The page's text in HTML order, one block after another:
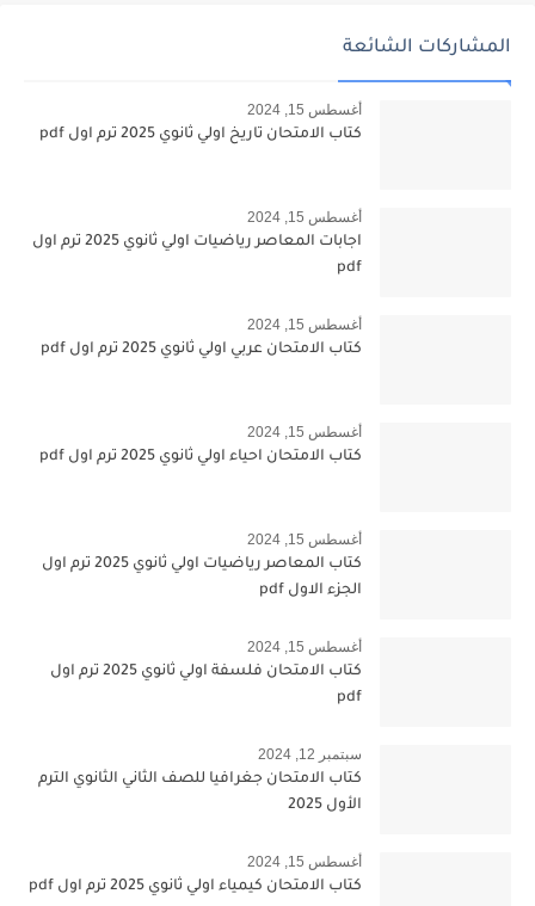
المشاركات الشائعة
أغسطس 15, 2024
كتاب الامتحان تاريخ اولي ثانوي 2025 ترم اول pdf
أغسطس 15, 2024
اجابات المعاصر رياضيات اولي ثانوي 2025 ترم اول
pdf
أغسطس 15, 2024
كتاب الامتحان عربي اولي ثانوي 2025 ترم اول pdf
أغسطس 15, 2024
كتاب الامتحان احياء اولي ثانوي 2025 ترم اول pdf
أغسطس 15, 2024
كتاب المعاصر رياضيات اولي ثانوي 2025 ترم اول
الجزء الاول pdf
أغسطس 15, 2024
كتاب الامتحان فلسفة اولي ثانوي 2025 ترم اول
pdf
سبتمبر 12, 2024
كتاب الامتحان جغرافيا للصف الثاني الثانوي الترم
الأول 2025
أغسطس 15, 2024
كتاب الامتحان كيمياء اولي ثانوي 2025 ترم اول pdf